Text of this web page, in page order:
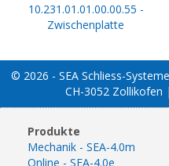
10.231.01.01.00.00.55 -
Zwischenplatte
© 2026 - SEA Schliess-
CH-3052 Zollikofen
Produkte
Mechanik - SEA-4.0m
Online - SEA-4.0e